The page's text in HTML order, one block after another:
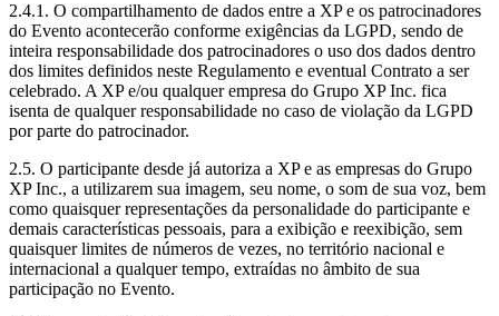
2.4.1. O compartilhamento de dados entre a XP e os patrocinadores
do Evento acontecerão conforme exigências da LGPD, sendo de
inteira responsabilidade dos patrocinadores o uso dos dados dentro
dos limites definidos neste Regulamento e eventual Contrato a ser
celebrado. A XP e/ou qualquer empresa do Grupo XP Inc. fica
isenta de qualquer responsabilidade no caso de violação da LGPD
por parte do patrocinador.
2.5. O participante desde já autoriza a XP e as empresas do Grupo
XP Inc., a utilizarem sua imagem, seu nome, o som de sua voz, bem
como quaisquer representações da personalidade do participante e
demais características pessoais, para a exibição e reexibição, sem
quaisquer limites de números de vezes, no território nacional e
internacional a qualquer tempo, extraídas no âmbito de sua
participação no Evento.